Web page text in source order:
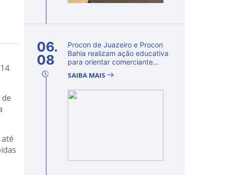
06.
08
Procon de Juazeiro e Procon
Bahia realizam ação educativa
para orientar comerciante...
SAIBA MAIS